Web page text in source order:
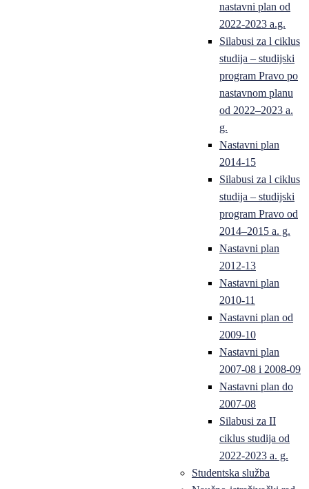
nastavni plan od
2022-2023 a.g.
Silabusi za l ciklus
studija – studijski
program Pravo po
nastavnom planu
od 2022–2023 a.
g.
Nastavni plan
2014-15
Silabusi za l ciklus
studija – studijski
program Pravo od
2014–2015 a. g.
Nastavni plan
2012-13
Nastavni plan
2010-11
Nastavni plan od
2009-10
Nastavni plan
2007-08 i 2008-09
Nastavni plan do
2007-08
Silabusi za II
ciklus studija od
2022-2023 a. g.
Studentska služba